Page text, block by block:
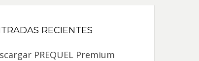
RECIENTES
PREQUEL Premium